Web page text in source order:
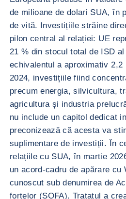
de milioane de dolari SUA, în
de vită. Investițiile străine
pilon central al relației: UE
21 % din stocul total de ISD
echivalentul a aproximativ 2,2
2024, investițiile fiind
precum energia, silvicultura,
agricultura și industria
nu include un capitol dedicat
preconizează că acesta va
suplimentare de investiții. În
relațiile cu SUA, în martie
un acord-cadru de apărare cu
cunoscut sub denumirea de
forțelor (SOFA). Tratatul a